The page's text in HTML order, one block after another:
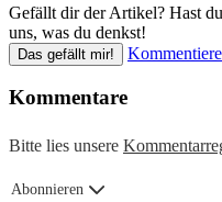
Gefällt dir der Artikel? Hast
uns, was du denkst!
Das gefällt mir!
Kommentare
Bitte lies unsere
Abonnieren